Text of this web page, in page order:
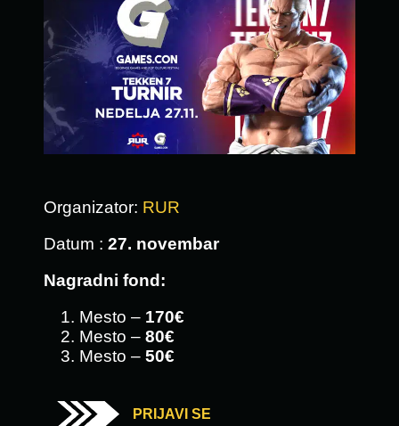
Organizator: RUR
Datum :27. novembar
Nagradni fond:
Mesto – 170€
Mesto –80€
Mesto –50€
PRIJAVI SE